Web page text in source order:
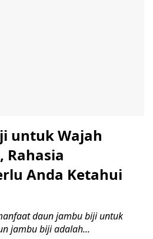
untuk Wajah
Rahasia
Anda Ketahui
daun jambu biji untuk
jambu biji adalah...